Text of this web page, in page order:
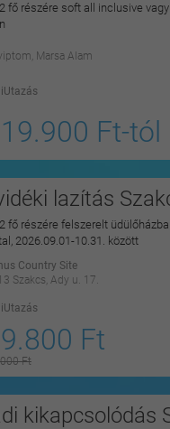
fő részére soft all inclusive
Marsa Alam
Ft-tól
lazítás
fő részére felszerelt
2026.09.01-10.31. között
Country Site
Szakcs, Ady u. 17.
Ft
Ft
kikapcsolódás